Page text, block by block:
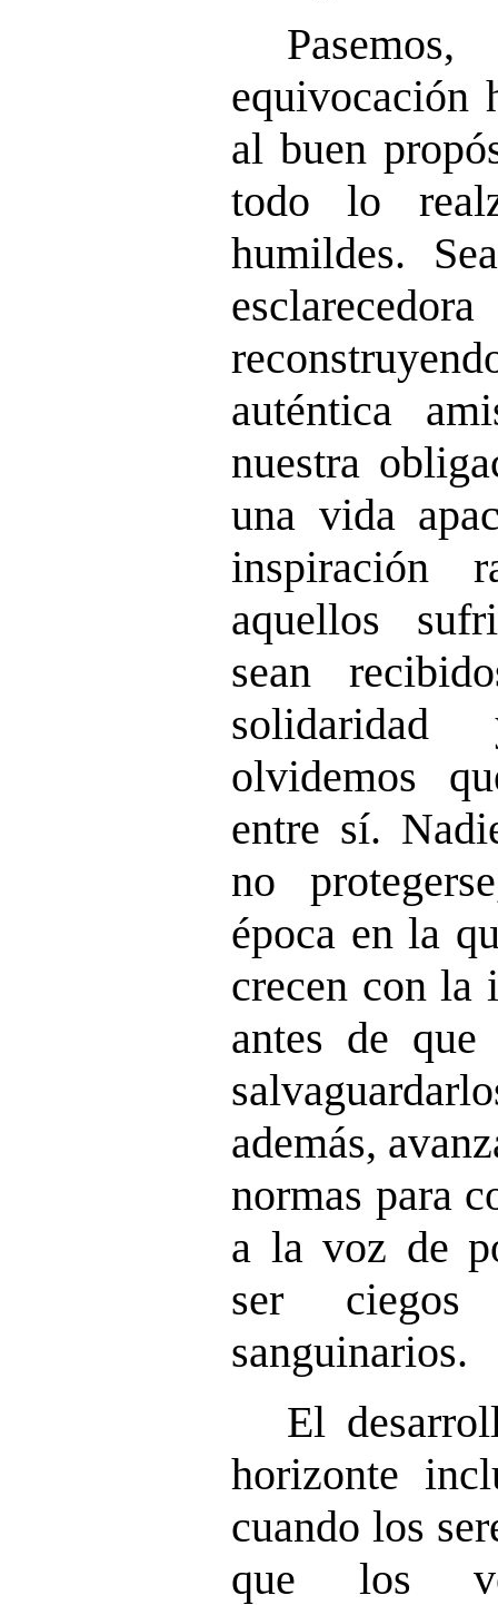
equivocación
al buen
todo lo
humildes.
auténtica
nuestra
una vida
inspiración
aquellos
sean
olvidemos
entre sí.
no
época en la
crecen con la
antes de que
además,
normas para
a la voz de
ser
sanguinarios.
El
horizonte
cuando los
que los